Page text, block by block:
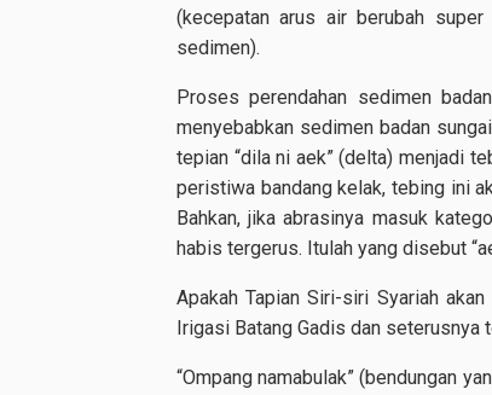
(kecepatan arus air berubah
sedimen).
Proses perendahan sedimen
menyebabkan sedimen badan
tepian “dila ni aek” (delta) menjadi
peristiwa bandang kelak, tebing ini
Bahkan, jika abrasinya masuk
habis tergerus. Itulah yang disebut
Apakah Tapian Siri-siri Syariah
Irigasi Batang Gadis dan seterusnya
“Ompang namabulak” (bendungan